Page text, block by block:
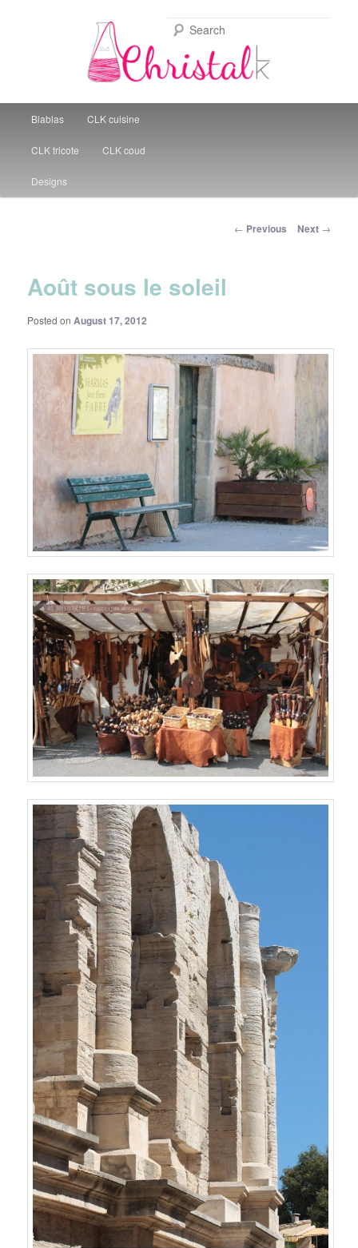
Christal Little Kitchen
Skip to primary content
Blablas CLK cuisine
CLK tricote CLK coud
Designs
Post navigation
← Previous Next →
Août sous le soleil
Posted on August 17, 2012